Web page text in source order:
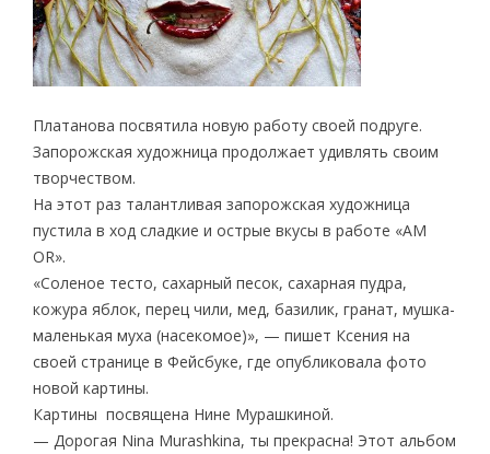
Платанова посвятила новую работу своей подруге.
Запорожская художница продолжает удивлять своим
творчеством.
На этот раз талантливая запорожская художница
пустила в ход сладкие и острые вкусы в работе «AM
OR».
«Соленое тесто, сахарный песок, сахарная пудра,
кожура яблок, перец чили, мед, базилик, гранат, мушка-
маленькая муха (насекомое)», — пишет Ксения на
своей странице в Фейсбуке, где опубликовала фото
новой картины.
Картины посвящена Нине Мурашкиной.
— Дорогая Nina Murashkina, ты прекрасна! Этот альбом